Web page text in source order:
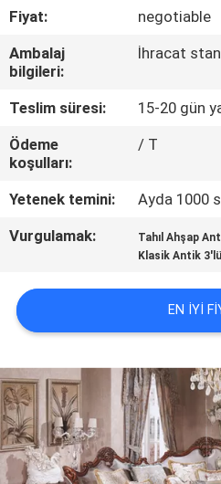
KONTROL
HARITASI
POLICY
Fiyat:
negotiable
Ambalaj
bilgileri:
İhracat
Teslim süresi:
15-20 gün
Ödeme
koşulları:
/ T
Yetenek temini:
Ayda 1000
Vurgulamak:
Tahıl Ahşap
Klasik Antik
EN IYI